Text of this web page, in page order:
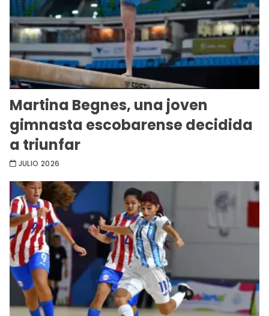
Martina Begnes, una joven
gimnasta escobarense decidida
a triunfar
JULIO 2026